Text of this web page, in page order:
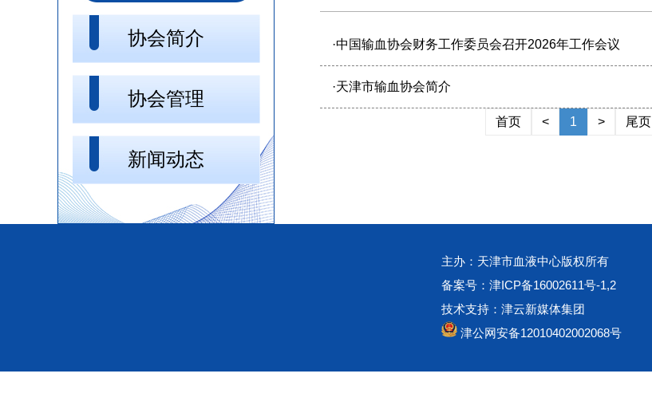
协会简介
协会管理
新闻动态
·中国输血协会财务工作委员会召开2026年工作会议
·天津市输血协会简介
首页 < 1 > 尾页
主办：天津市血液中心版权所有
备案号：津ICP备16002611号-1,2
技术支持：津云新媒体集团
津公网安备12010402002068号